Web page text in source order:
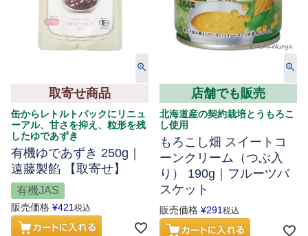
取寄せ商品
缶からレトルトパックにリニュ
ーアル、甘さを抑え、粒形を残
したゆであずき
有機ゆであずき 250g｜
遠藤製餡 【取寄せ】
有機JAS
販売価格 ¥421税込
店舗でも販売
北海道産の契約栽培とうもろこ
し使用
もろこし畑 スイートコ
ーンクリーム（つぶ入
り） 190g｜フルーツバ
スケット
販売価格 ¥291税込